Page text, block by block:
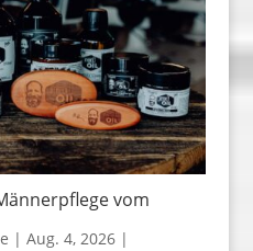
vom
| Aug. 4, 2026|